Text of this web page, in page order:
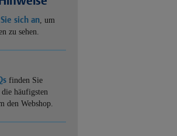
sich an, um
zu sehen.
finden Sie
häufigsten
den Webshop.